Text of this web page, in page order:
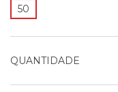
50
QUANTIDADE